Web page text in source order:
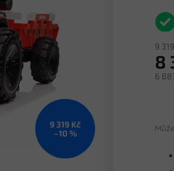
9 319 Kč
–10 %
je
z
5
9
8
6